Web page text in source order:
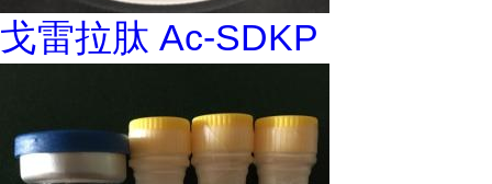
戈雷拉肽 Ac-SDKP